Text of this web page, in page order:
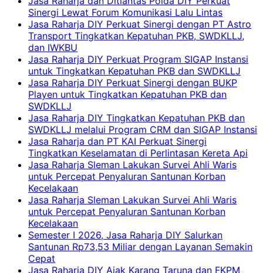
Sinergi Lewat Forum Komunikasi Lalu Lintas
Jasa Raharja DIY Perkuat Sinergi dengan PT Astro
Transport Tingkatkan Kepatuhan PKB, SWDKLLJ,
dan IWKBU
Jasa Raharja DIY Perkuat Program SIGAP Instansi
untuk Tingkatkan Kepatuhan PKB dan SWDKLLJ
Jasa Raharja DIY Perkuat Sinergi dengan BUKP
Playen untuk Tingkatkan Kepatuhan PKB dan
SWDKLLJ
Jasa Raharja DIY Tingkatkan Kepatuhan PKB dan
SWDKLLJ melalui Program CRM dan SIGAP Instansi
Jasa Raharja dan PT KAI Perkuat Sinergi
Tingkatkan Keselamatan di Perlintasan Kereta Api
Jasa Raharja Sleman Lakukan Survei Ahli Waris
untuk Percepat Penyaluran Santunan Korban
Kecelakaan
Jasa Raharja Sleman Lakukan Survei Ahli Waris
untuk Percepat Penyaluran Santunan Korban
Kecelakaan
Semester I 2026, Jasa Raharja DIY Salurkan
Santunan Rp73,53 Miliar dengan Layanan Semakin
Cepat
Jasa Raharja DIY Ajak Karang Taruna dan FKPM